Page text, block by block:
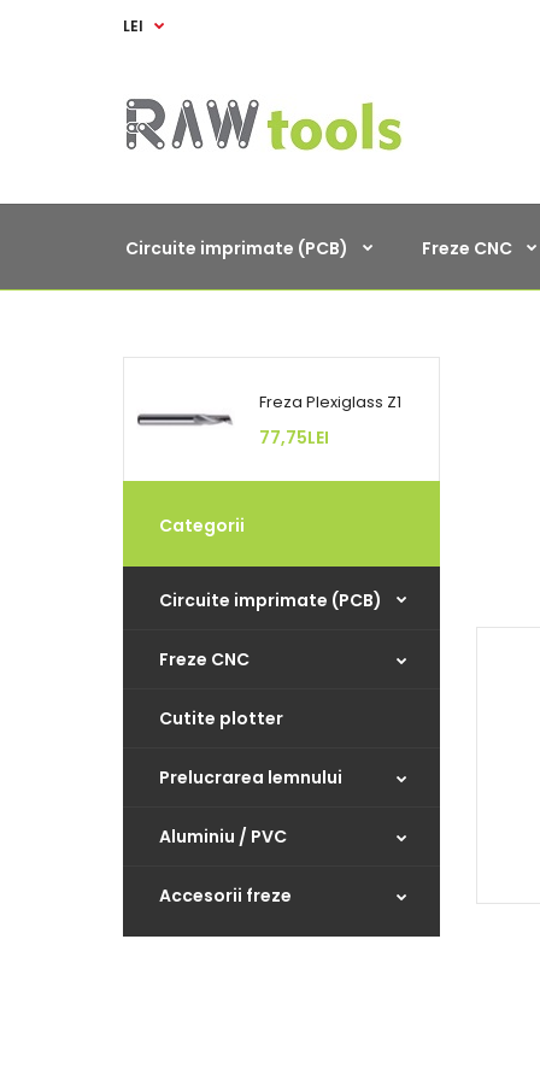
LEI
Circuite imprimate (PCB) Freze CNC
Freza Plexiglass Z1
77,75LEI
Categorii
Circuite imprimate (PCB)
Freze CNC
Cutite plotter
Prelucrarea lemnului
Aluminiu / PVC
Accesorii freze